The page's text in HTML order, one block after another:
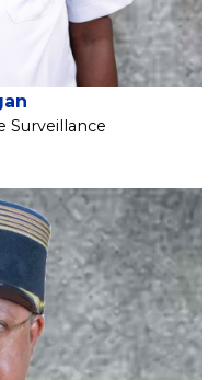
Surveillance